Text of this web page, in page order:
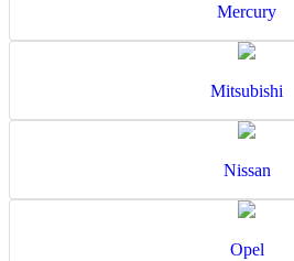
Mercury
Mitsubishi
Nissan
Opel